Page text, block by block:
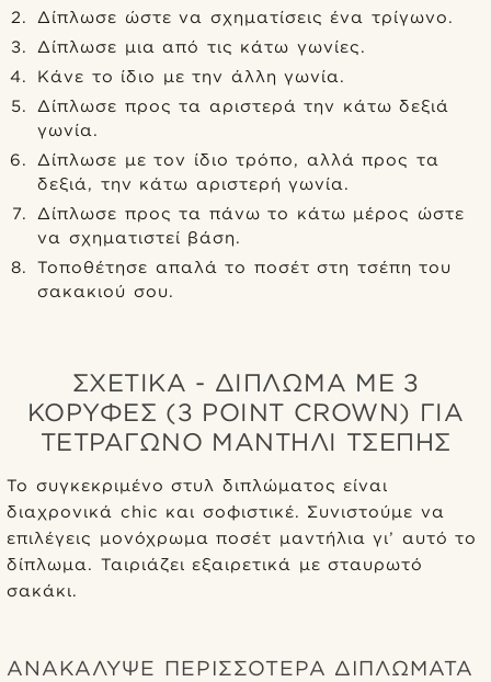
Δίπλωσε ώστε να σχηματίσεις ένα τρίγωνο.
Δίπλωσε μια από τις κάτω γωνίες.
Κάνε το ίδιο με την άλλη γωνία.
Δίπλωσε προς τα αριστερά την κάτω δεξιά
γωνία.
Δίπλωσε με τον ίδιο τρόπο, αλλά προς τα
δεξιά, την κάτω αριστερή γωνία.
Δίπλωσε προς τα πάνω το κάτω μέρος ώστε
να σχηματιστεί βάση.
Τοποθέτησε απαλά το ποσέτ στη τσέπη του
σακακιού σου.
ΣΧΕΤΙΚΆ - ΔΊΠΛΩΜΑ ΜΕ 3
ΚΟΡΥΦΈΣ (3 POINT CROWN) ΓΙΑ
ΤΕΤΡΆΓΩΝΟ ΜΑΝΤΉΛΙ ΤΣΈΠΗΣ
Το συγκεκριμένο στυλ διπλώματος είναι
διαχρονικά chic και σοφιστικέ. Συνιστούμε να
επιλέγεις μονόχρωμα ποσέτ μαντήλια γι’ αυτό το
δίπλωμα. Ταιριάζει εξαιρετικά με σταυρωτό
σακάκι.
ΑΝΑΚΆΛΥΨΕ ΠΕΡΙΣΣΌΤΕΡΑ ΔΙΠΛΏΜΑΤΑ